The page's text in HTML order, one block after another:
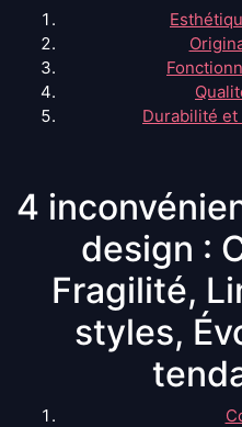
Durabilité
4
design :
Fragilité,
styles,